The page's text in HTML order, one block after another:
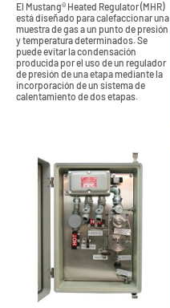
El Mustang® Heated Regulator (MHR)
está diseñado para calefaccionar una
muestra de gas a un punto de presión
y temperatura determinados. Se
puede evitar la condensación
producida por el uso de un regulador
de presión de una etapa mediante la
incorporación de un sistema de
calentamiento de dos etapas.